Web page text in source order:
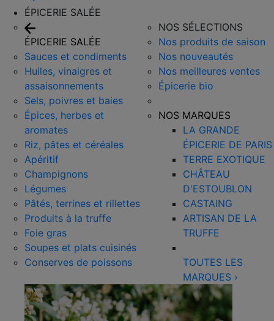
ÉPICERIE SALÉE
ÉPICERIE SALÉE
Sauces et condiments
Huiles, vinaigres et
assaisonnements
Sels, poivres et baies
Épices, herbes et
aromates
Riz, pâtes et céréales
Apéritif
Champignons
Légumes
Pâtés, terrines et rillettes
Produits à la truffe
Foie gras
Soupes et plats cuisinés
Conserves de poissons
NOS SÉLECTIONS
Nos produits de saison
Nos nouveautés
Nos meilleures ventes
Épicerie bio
NOS MARQUES
LA GRANDE
ÉPICERIE DE PARIS
TERRE EXOTIQUE
CHÂTEAU
D'ESTOUBLON
CASTAING
ARTISAN DE LA
TRUFFE
TOUTES LES
MARQUES ›